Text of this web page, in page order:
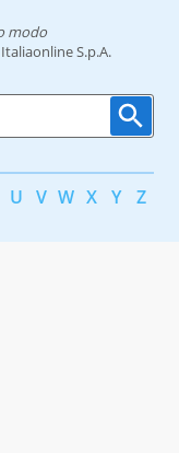
modo
S.p.A.
U V W X Y Z